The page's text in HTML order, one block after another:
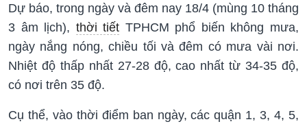
Dự báo, trong ngày và đêm nay 18/4 (mùng 10 tháng
3 âm lịch), thời tiết TPHCM phổ biến không mưa,
ngày nắng nóng, chiều tối và đêm có mưa vài nơi.
Nhiệt độ thấp nhất 27-28 độ, cao nhất từ 34-35 độ,
có nơi trên 35 độ.
Cụ thể, vào thời điểm ban ngày, các quận 1, 3, 4, 5,